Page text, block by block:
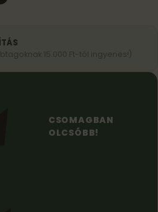
15.000 Ft-tól ingyenes!)
CSOMAGBAN
OLCSÓBB!